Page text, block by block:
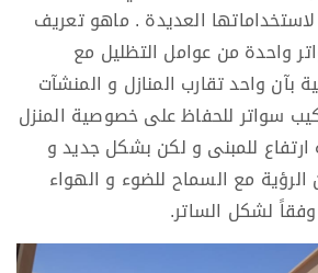
العديدة . ماهو تعريف
واحدة من عوامل التظليل مع
بآن واحد تقارب المنازل و المنشآت
سواتر للحفاظ على خصوصية المنزل
ارتفاع للمبنى و لكن بشكل جديد و
مع السماح للضوء و الهواء
لشكل الساتر.